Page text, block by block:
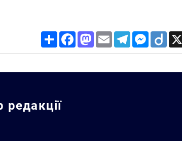
Share FacebookMastodon
Email TelegramMessenger
Diigo
редакції